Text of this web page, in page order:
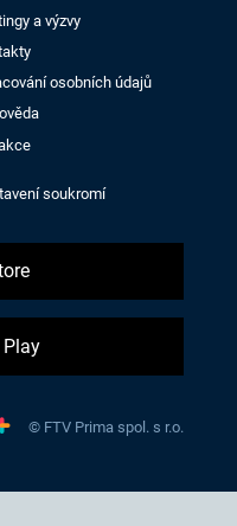
a výzvy
osobních údajů
soukromí
Play
© FTV Prima spol. s r.o.